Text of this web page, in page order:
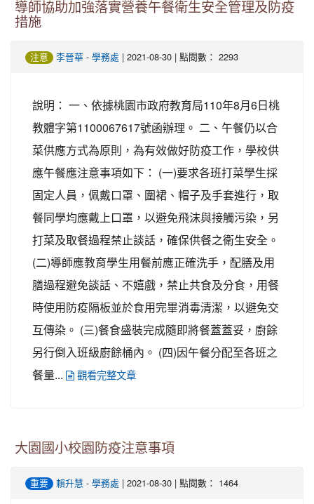
導師協助加強落實營養午餐衛生安全管理及防疫
措施
注意 李晉華 - 學務處 | 2021-08-30 | 點閱數： 2293
說明： 一、依據桃園市政府教育局110年8月6日桃
教體字第1100067617號函辦理。 二、午餐仍以合
菜供應方式為原則，為有效做好防疫工作，學校供
應午餐應注意事項如下： (一)要求各班打菜學生採
固定人員，佩戴口罩、圍裙、帽子及手套進行，取
餐同學均應戴上口罩，以避免飛沫與接觸污染，另
打菜及取餐過程禁止談話，確保供餐之衛生安全。
(二)導師應教育學生用餐前應正確洗手，配膳及用
膳過程避免談話、不嬉戲，禁止共食及分食，用餐
時使用防疫隔板並於食用完畢消毒清潔，以避免交
互傳染。 (三)餐食盛裝完成隨即將餐蓋蓋妥，廚餘
另行倒入班級廚餘桶內。 (四)因午餐分配至各班之
餐量...
觀看完整文章
大園國小校園防疫注意事項
重要 賴升慧 - 學務處 | 2021-08-30 | 點閱數： 1464